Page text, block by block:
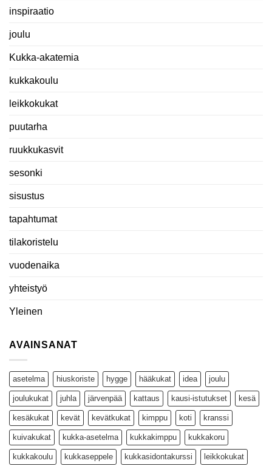
inspiraatio
joulu
Kukka-akatemia
kukkakoulu
leikkokukat
puutarha
ruukkukasvit
sesonki
sisustus
tapahtumat
tilakoristelu
vuodenaika
yhteistyö
Yleinen
AVAINSANAT
asetelma hiuskoriste hygge hääkukat idea joulu
joulukukat juhla järvenpää kattaus kausi-istutukset kesä
kesäkukat kevät kevätkukat kimppu koti kranssi
kuivakukat kukka-asetelma kukkakimppu kukkakoru
kukkakoulu kukkaseppele kukkasidontakurssi leikkokukat